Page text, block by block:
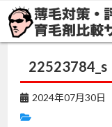
TOP コラム
夏を快
22523784_s
22523784_s
2024年07月30日